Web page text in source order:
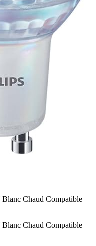
Chaud Compatible
Chaud Compatible